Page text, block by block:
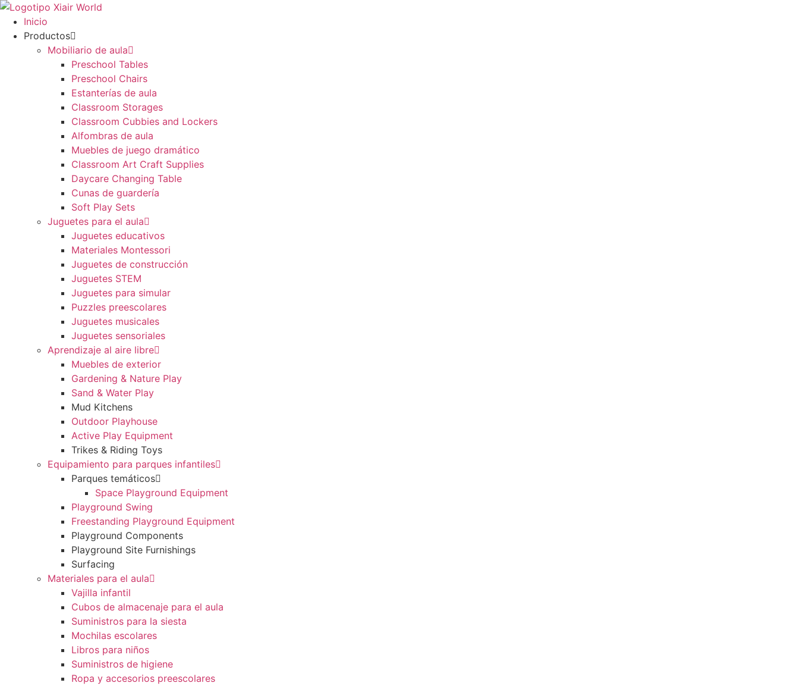
Ir
contenido
Inicio
Productos
Mobiliario de aula
Preschool Tables
Preschool Chairs
Estanterías de aula
Classroom Storages
Classroom Cubbies and Lockers
Alfombras de aula
Muebles de juego dramático
Classroom Art Craft Supplies
Daycare Changing Table
Cunas de guardería
Soft Play Sets
Juguetes para el aula
Juguetes educativos
Materiales Montessori
Juguetes de construcción
Juguetes STEM
Juguetes para simular
Puzzles preescolares
Juguetes musicales
Juguetes sensoriales
Aprendizaje al aire libre
Muebles de exterior
Gardening & Nature Play
Sand & Water Play
Mud Kitchens
Outdoor Playhouse
Active Play Equipment
Trikes & Riding Toys
Equipamiento para parques infantiles
Parques temáticos
Space Playground Equipment
Playground Swing
Freestanding Playground Equipment
Playground Components
Playground Site Furnishings
Surfacing
Materiales para el aula
Vajilla infantil
Cubos de almacenaje para el aula
Suministros para la siesta
Mochilas escolares
Libros para niños
Suministros de higiene
Ropa y accesorios preescolares